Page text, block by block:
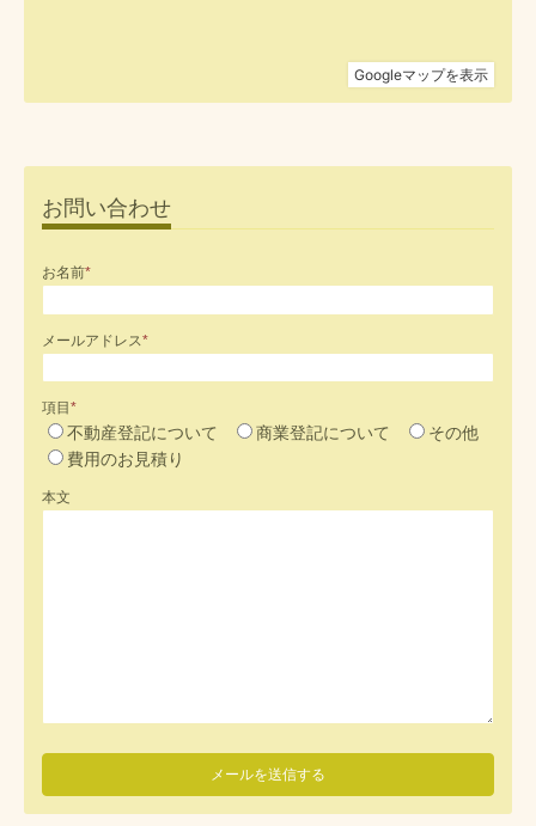
お問い合わせ
お名前*
メールアドレス*
項目 *
不動産登記について 商業登記について
その他
費用のお見積り
本文